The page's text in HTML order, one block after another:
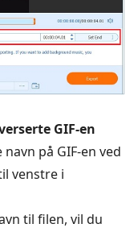
GIF-en
på GIF-en ved
venstre i
til filen, vil du